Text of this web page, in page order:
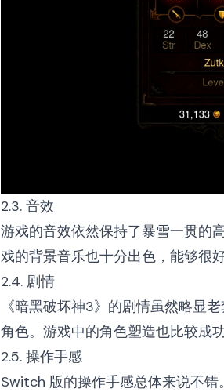
2.3. 音效
游戏的音效依然保持了暴雪一贯的
戏的背景音乐也十分出色，能够很
2.4. 剧情
《暗黑破坏神3》的剧情虽然略显
角色。游戏中的角色塑造也比较成
2.5. 操作手感
Switch 版的操作手感总体来说不